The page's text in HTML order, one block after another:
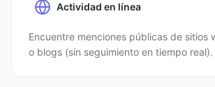
Actividad en línea
Encuentre menciones públicas de sitios
o blogs (sin seguimiento en tiempo real).